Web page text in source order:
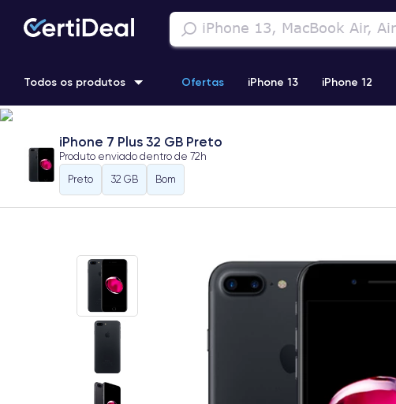
Todos os produtos Ofertas iPhone 13 iPhone 12
iPhone 11 Pro
iPhone 7 Plus 32 GB Preto
Produto enviado dentro de 72h
Preto
32 GB Bom